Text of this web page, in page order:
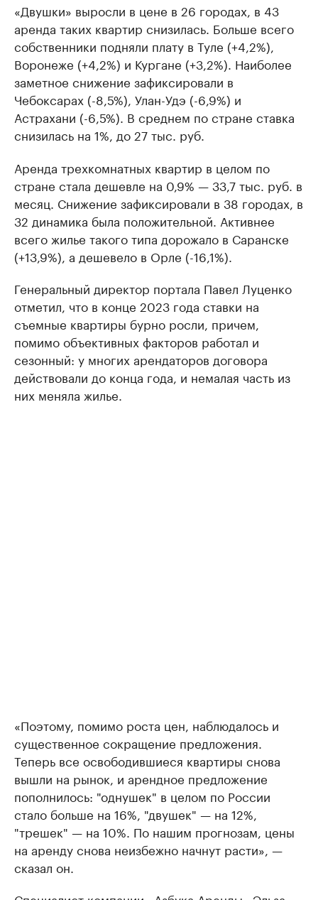
«Двушки» выросли в цене в 26 городах, в 43
аренда таких квартир снизилась. Больше всего
собственники подняли плату в Туле (+4,2%),
Воронеже (+4,2%) и Кургане (+3,2%). Наиболее
заметное снижение зафиксировали в
Чебоксарах (-8,5%), Улан-Удэ (-6,9%) и
Астрахани (-6,5%). В среднем по стране ставка
снизилась на 1%, до 27 тыс. руб.
Аренда трехкомнатных квартир в целом по
стране стала дешевле на 0,9% — 33,7 тыс. руб. в
месяц. Снижение зафиксировали в 38 городах, в
32 динамика была положительной. Активнее
всего жилье такого типа дорожало в Саранске
(+13,9%), а дешевело в Орле (-16,1%).
Генеральный директор портала Павел Луценко
отметил, что в конце 2023 года ставки на
съемные квартиры бурно росли, причем,
помимо объективных факторов работал и
сезонный: у многих арендаторов договора
действовали до конца года, и немалая часть из
них меняла жилье.
«Поэтому, помимо роста цен, наблюдалось и
существенное сокращение предложения.
Теперь все освободившиеся квартиры снова
вышли на рынок, и арендное предложение
пополнилось: "однушек" в целом по России
стало больше на 16%, "двушек" — на 12%,
"трешек" — на 10%. По нашим прогнозам, цены
на аренду снова неизбежно начнут расти», —
сказал он.